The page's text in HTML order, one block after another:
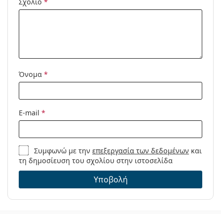
Προϊόντος /
Όνομα *
E-mail *
Συμφωνώ με τηνεπεξεργασία των δεδομένων και
τη δημοσίευση του σχολίου στην ιστοσελίδα
Υποβολή